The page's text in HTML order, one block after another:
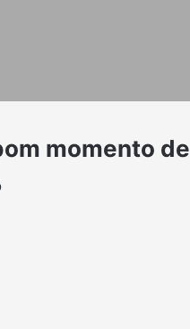
momento de